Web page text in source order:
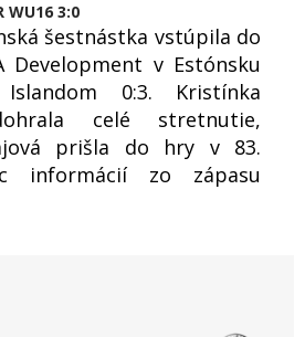
WU16 3:0
šestnástka vstúpila do
Development v Estónsku
0:3. Kristínka
celé stretnutie,
prišla do hry v 83.
informácií zo zápasu